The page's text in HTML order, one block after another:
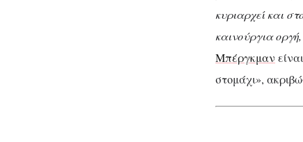
Ο
Μπέργκμαν
κυριαρχεί και
καινούργια
Μπέργκμαν
στομάχι»,